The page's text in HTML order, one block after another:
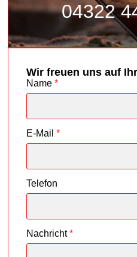
04322
Wir freuen uns auf
Name *
E-Mail *
Telefon
Nachricht *